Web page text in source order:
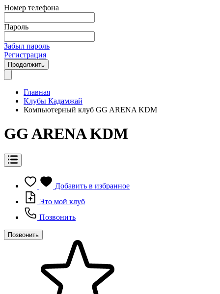
Номер телефона
Пароль
Забыл пароль
Регистрация
Продолжить
Главная
Клубы Кадамжай
Компьютерный клуб GG ARENA KDM
GG ARENA KDM
Добавить в избранное
Это мой клуб
Позвонить
Позвонить